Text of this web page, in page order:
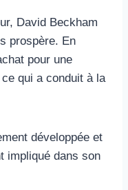
David Beckham
prospère. En
pour une
qui a conduit à la
développée et
impliqué dans son